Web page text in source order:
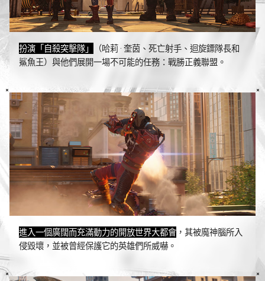
扮演「自殺突擊隊」
（哈莉·奎茵、死亡射手、迴旋鏢隊長和
鯊魚王）與他們展開一場不可能的任務：戰勝正義聯盟。
進入一個廣闊而充滿動力的開放世界大都會 ，其被魔神腦所入
侵毀壞，並被曾經保護它的英雄們所威嚇。